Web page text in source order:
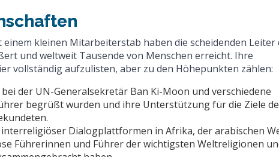
kleinen Mitarbeiterstab haben die scheidenden Leiter
und weltweit Tausende von Menschen erreicht. Ihre
vollständig aufzulisten, aber zu den Höhepunkten zählen:
der UN-Generalsekretär Ban Ki-Moon und verschiedene
begrüßt wurden und ihre Unterstützung für die Ziele
Dialogplattformen in Afrika, der arabischen
Führerinnen und Führer der wichtigsten Weltreligionen